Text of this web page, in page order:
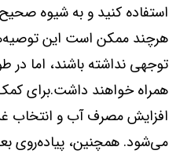
استفاده کنید و به شیوه
هرچند ممکن است این
توجهی نداشته باشند، اما در
همراه خواهند داشت.برای
افزایش مصرف آب و انتخاب
می‌شود. همچنین، پیاده‌روی